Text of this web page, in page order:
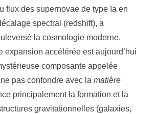
flux des supernovae de type Ia en
spectral (redshift), a
la cosmologie moderne.
expansion accélérée est aujourd’hui
composante appelée
ne pas confondre avec lamatière
principalement la formation et la
gravitationnelles (galaxies,